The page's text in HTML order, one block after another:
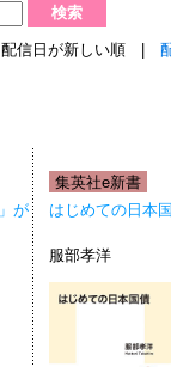
信日が新しい順 |
が
集英社e新書
はじめての日本
服部孝洋